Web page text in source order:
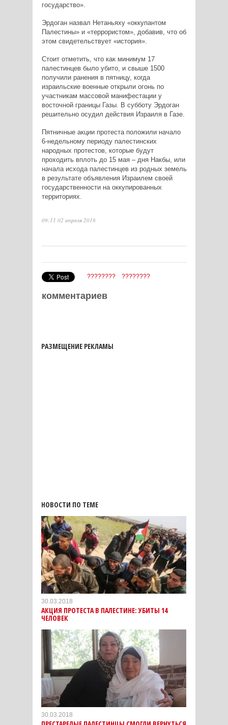
государство».
Эрдоган назвал Нетаньяху «оккупантом
Палестины» и «террористом», добавив, что об
этом свидетельствует «история».
Стоит отметить, что как минимум 17
палестинцев было убито, и свыше 1500
получили ранения в пятницу, когда
израильские военные открыли огонь по
участникам массовой манифестации у
восточной границы Газы. В субботу Эрдоган
решительно осудил действия Израиля в Газе.
Пятничные акции протеста положили начало
6-недельному периоду палестинских
народных протестов, которые будут
проходить вплоть до 15 мая – дня Накбы, или
начала исхода палестинцев из родных земель
в результате объявления Израилем своей
государственности на оккупированных
территориях.
09:11 02 апреля 2018
???????? ????????
комментариев
РАЗМЕЩЕНИЕ РЕКЛАМЫ
НОВОСТИ ПО ТЕМЕ
30.03.2018
АКЦИЯ ПРОТЕСТА В ПАЛЕСТИНЕ: УБИТЫ 14
ЧЕЛОВЕК
30.03.2018